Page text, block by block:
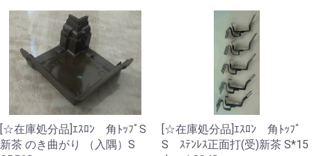
[☆在庫処分品]ｴｽﾛﾝ 角ﾄｯﾌﾟS
新茶 のき曲がり （入隅）S
[☆在庫処分品]ｴｽﾛﾝ 角ﾄｯﾌﾟ
S ｽﾃﾝﾚｽ正面打(受)新茶 S*15